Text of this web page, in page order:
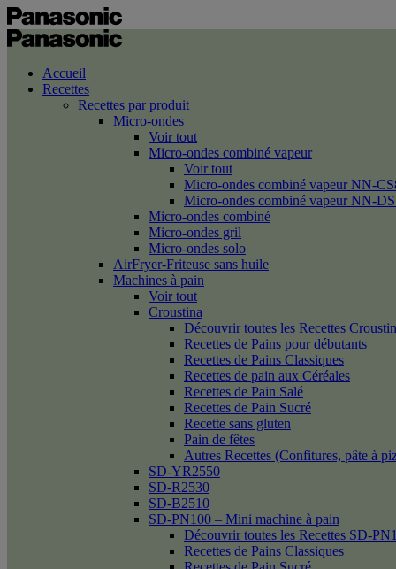
Accueil
Recettes
Recettes par produit
Micro-ondes
Voir tout
Micro-ondes combiné vapeur
Voir tout
Micro-ondes combiné vapeur NN-
Micro-ondes combiné vapeur NN-
Micro-ondes combiné
Micro-ondes gril
Micro-ondes solo
AirFryer-Friteuse sans huile
Machines à pain
Voir tout
Croustina
Découvrir toutes les Recettes
Recettes de Pains pour débutants
Recettes de Pains Classiques
Recettes de pain aux Céréales
Recettes de Pain Salé
Recettes de Pain Sucré
Recette sans gluten
Pain de fêtes
Autres Recettes (Confitures, pâte à
SD-YR2550
SD-R2530
SD-B2510
SD-PN100 – Mini machine à pain
Découvrir toutes les Recettes SD-
Recettes de Pains Classiques